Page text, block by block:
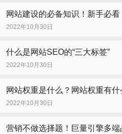
网站建设的必备知识！新手必看
2022年10月30日
什么是网站SEO的“三大标签”
2022年10月30日
网站权重是什么？网站权重有什
2022年10月30日
营销不做选择题！巨量引擎多